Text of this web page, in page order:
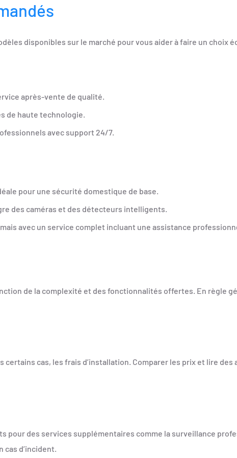
disponibles sur le marché pour vous aider à faire un choix
après-vente de qualité.
de haute technologie.
avec support 24/7.
pour une sécurité domestique de base.
des caméras et des détecteurs intelligents.
avec un service complet incluant une assistance
de la complexité et des fonctionnalités offertes. En règle
certains cas, les frais d’installation. Comparer les prix et lire
pour des services supplémentaires comme la surveillance
d’incident.